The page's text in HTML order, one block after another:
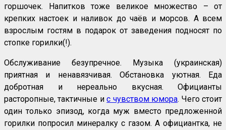
горшочек. Напитков тоже великое множество – от
крепких настоек и наливок до чаёв и морсов. А всем
взрослым гостям в подарок от заведения подносят по
стопке горилки(!).
Обслуживание безупречное. Музыка (украинская)
приятная и ненавязчивая. Обстановка уютная. Еда
добротная и нереально вкусная. Официанты
расторопные, тактичные ис чувством юмора. Чего стоит
один только эпизод, когда муж вместо предложенной
горилки попросил минералку с газом. А официантка, не